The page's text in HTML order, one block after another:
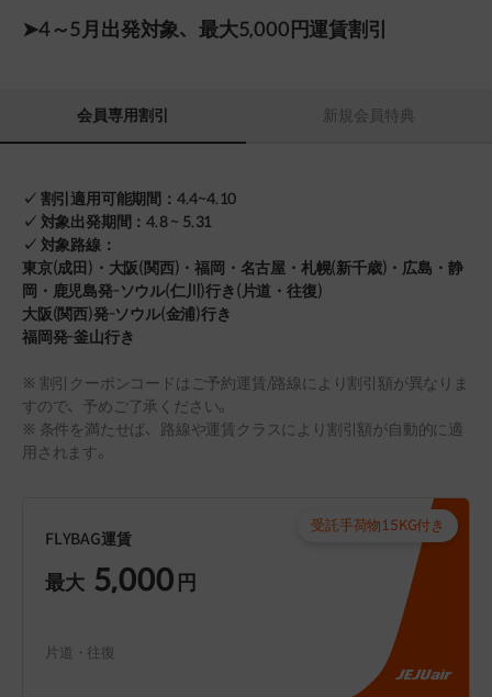
➤4～5月出発対象、最大5,000円運賃割引
会員専用割引 新規会員特典
✓ 割引適用可能期間：4.4~4.10
✓ 対象出発期間：4.8 ~ 5.31
✓ 対象路線：
東京(成田)・大阪(関西)・福岡・名古屋・札幌(新千歳)・広島・静
岡・鹿児島発-ソウル(仁川)行き(片道・往復)
大阪(関西)発-ソウル(金浦)行き
福岡発-釜山行き
※ 割引クーポンコードはご予約運賃/路線により割引額が異なりま
すので、予めご了承ください。
※ 条件を満たせば、路線や運賃クラスにより割引額が自動的に適
用されます。
FLYBAG運賃
最大 5,000 円
片道・往復
受託手荷物15KG付き